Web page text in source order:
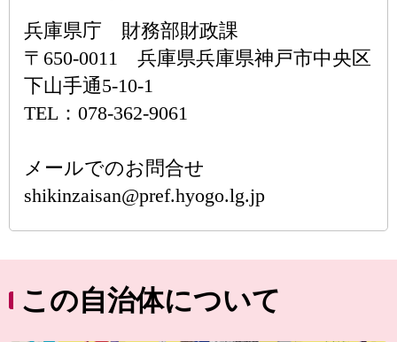
兵庫県庁 財務部財政課
〒650-0011 兵庫県兵庫県神戸市中央区
下山手通5-10-1
TEL：078-362-9061
メールでのお問合せ
shikinzaisan@pref.hyogo.lg.jp
この自治体について